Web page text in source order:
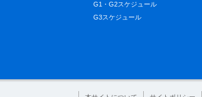
G1・G2スケジュール
G3スケジュール